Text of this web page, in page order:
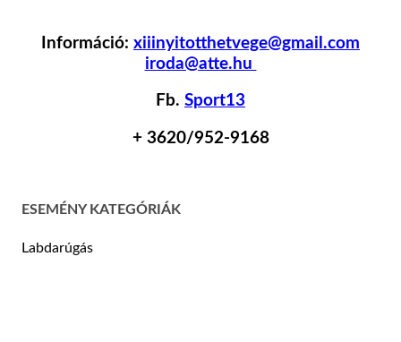
Információ: xiiinyitotthetvege@gmail.com
iroda@atte.hu
Fb. Sport13
+ 3620/952-9168
ESEMÉNY KATEGÓRIÁK
Labdarúgás